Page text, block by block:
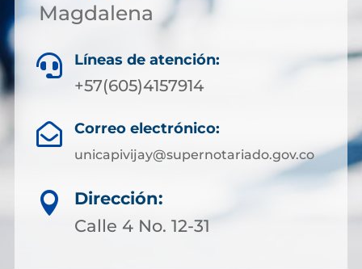
Magdalena
 Líneas de atención:
+57(605)4157914
 Correo electrónico:
unicapivijay@supernotariado.gov.co

Dirección:
Calle 4 No. 12-31